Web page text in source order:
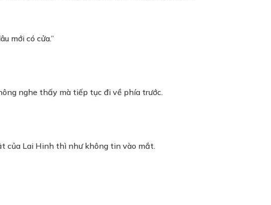
mới có cửa.”
nghe thấy mà tiếp tục đi về phía trước.
của Lai Hinh thì như không tin vào mắt.